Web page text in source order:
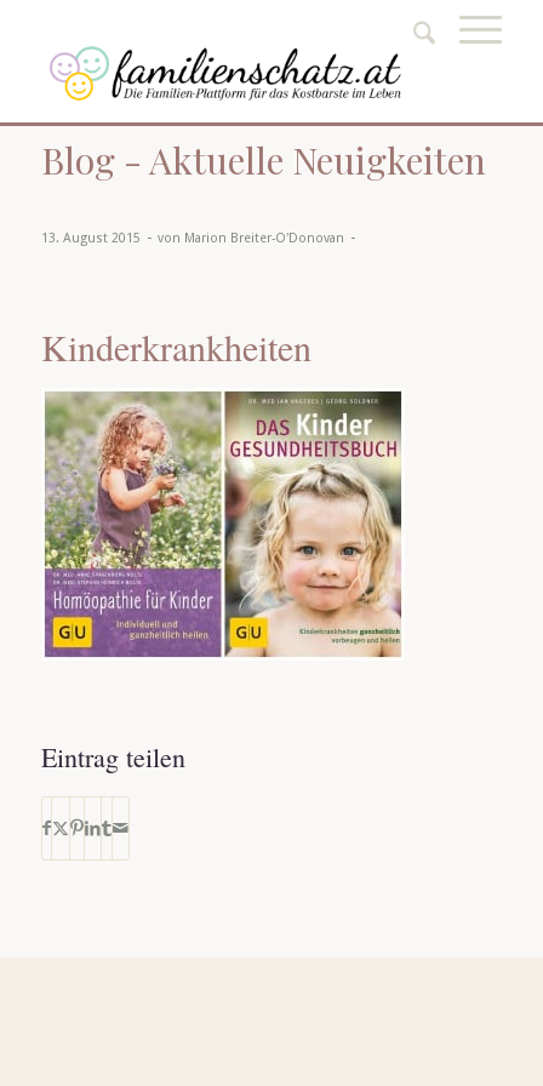
Blog - Aktuelle Neuigkeiten
13. August 2015 - von Marion Breiter-O'Donovan -
Kinderkrankheiten
Eintrag teilen